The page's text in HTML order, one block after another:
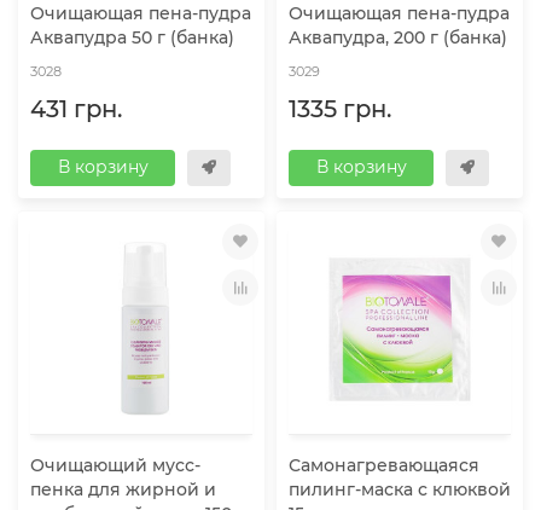
Очищающая пена-пудра
Аквапудра 50 г (банка)
3028
431 грн.
В корзину
Очищающая пена-пудра
Аквапудра, 200 г (банка)
3029
1335 грн.
В корзину
Очищающий мусс-
пенка для жирной и
Самонагревающаяся
пилинг-маска с клюквой